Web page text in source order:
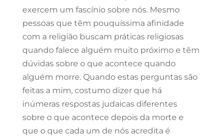
exercem um fascínio sobre nós. Mesmo
pessoas que têm pouquíssima afinidade
com a religião buscam práticas religiosas
quando falece alguém muito próximo e têm
dúvidas sobre o que acontece quando
alguém morre. Quando estas perguntas são
feitas a mim, costumo dizer que há
inúmeras respostas judaicas diferentes
sobre o que acontece depois da morte e
que o que cada um de nós acredita é